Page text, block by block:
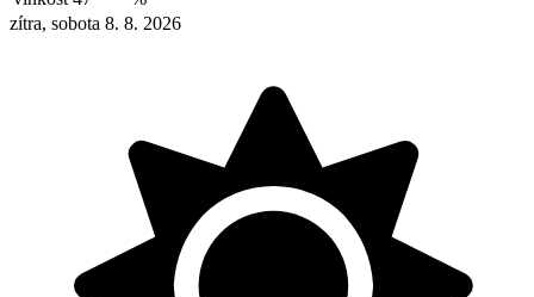
zítra, sobota 8. 8. 2026